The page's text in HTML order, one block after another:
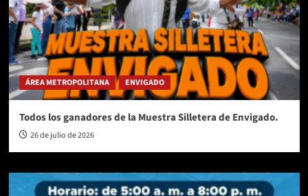
ÁREA METROPOLITANA ENVIGADO
Todos los ganadores de la Muestra Silletera de Envigado.
26 de julio de 2026